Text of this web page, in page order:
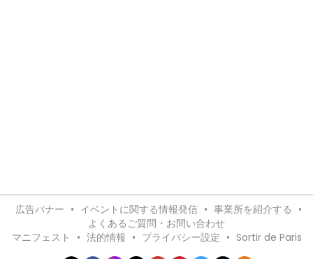
広告バナー • イベントに関する情報発信 • 事業所を紹介する •
よくあるご質問・お問い合わせ
マニフェスト
• 法的情報 • プライバシー設定 • Sortir de Paris